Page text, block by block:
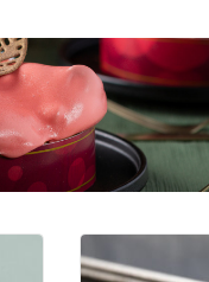
KWARKBOL